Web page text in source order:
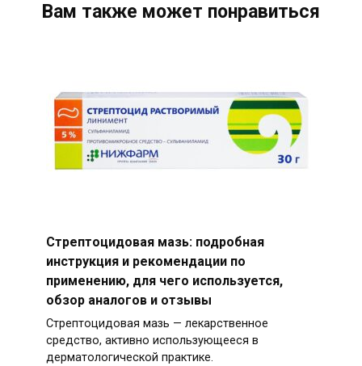
Вам также может понравиться
Стрептоцидовая мазь: подробная
инструкция и рекомендации по
применению, для чего используется,
обзор аналогов и отзывы
Стрептоцидовая мазь — лекарственное
средство, активно использующееся в
дерматологической практике.